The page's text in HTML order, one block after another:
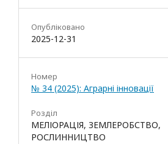
Опубліковано
2025-12-31
Номер
№ 34 (2025): Аграрні інновації
Розділ
МЕЛІОРАЦІЯ, ЗЕМЛЕРОБСТВО,
РОСЛИННИЦТВО